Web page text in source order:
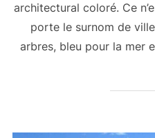
architectural coloré. Ce
porte le surnom de
arbres, bleu pour la mer